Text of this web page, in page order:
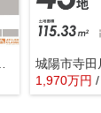
1,970万円